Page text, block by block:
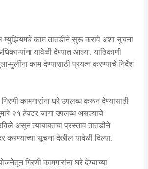
म्युझियमचे काम तातडीने सुरू करावे अशा सुचना
यावेळी देण्यात आल्या. याठिकाणी
मुलींना काम देण्यासाठी प्रयत्न करण्याचे निर्देश
गिरणी कामगारांना घरे उपलब्ध करून देण्यासाठी
२१ हेक्टर जागा उपलब्ध असल्याचे
असून त्याबाबतचा प्रस्ताव तातडीने
करण्याच्या सूचना देखील यावेळी दिल्या.
गिरणी कामगारांना घरे देण्याच्या